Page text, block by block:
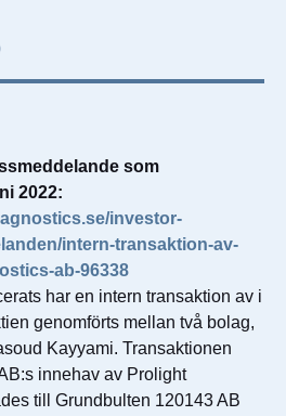
som
2022:
investor-
intern-transaktion-av-
ab-96338
har en intern transaktion av i
genomförts mellan två bolag,
Kayyami. Transaktionen
innehav av Prolight
till Grundbulten 120143 AB